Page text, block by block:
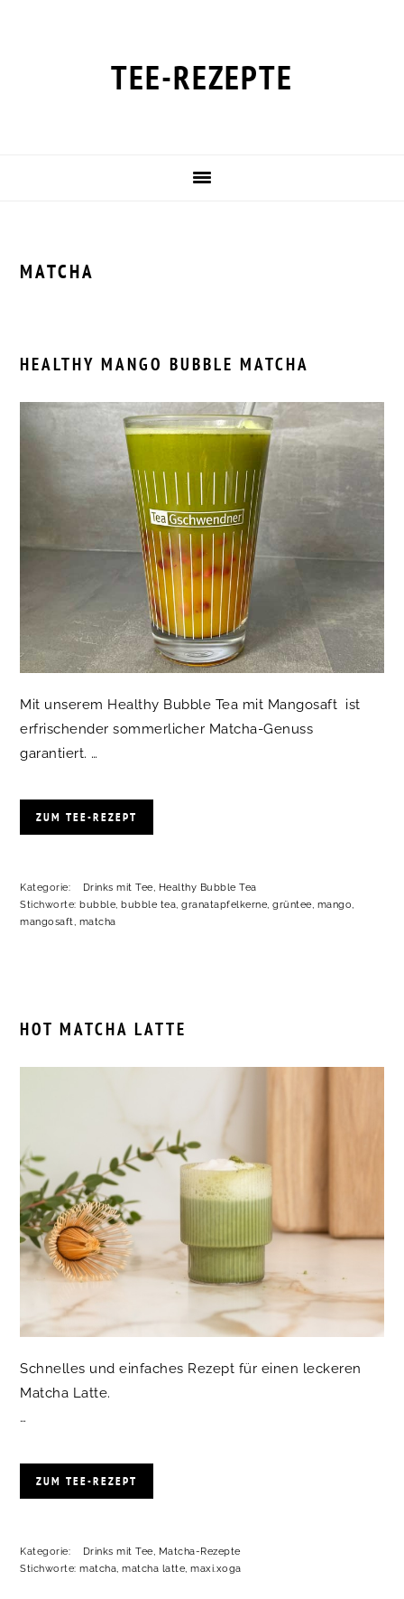
TEE-REZEPTE
MATCHA
HEALTHY MANGO BUBBLE MATCHA
Mit unserem Healthy Bubble Tea mit Mangosaft ist
erfrischender sommerlicher Matcha-Genuss
garantiert. …
ZUM TEE-REZEPT
Kategorie: Drinks mit Tee
Healthy Bubble Tea
Stichworte:bubble ,bubble tea ,granatapfelkerne ,grüntee mango
mangosaft
matcha
HOT MATCHA LATTE
Schnelles und einfaches Rezept für einen leckeren
Matcha Latte.
…
ZUM TEE-REZEPT
Kategorie: Drinks mit Tee, Matcha-Rezepte
Stichworte:matcha,matcha latte,maxi.xoga